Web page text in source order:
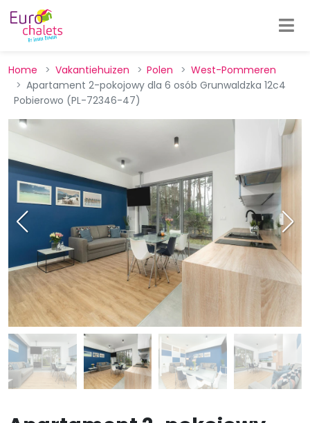
Home Vakantiehuizen Polen
West-Pommeren
Apartament 2-pokojowy dla 6 osób Grunwaldzka 12c4
Pobierowo (PL-72346-47)